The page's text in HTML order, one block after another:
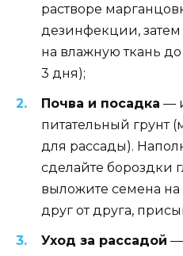
растворе
дезинфекции,
на влажную ткань
3 дня);
Почва и посадка —
питательный грунт
для рассады).
сделайте бороздки
выложите семена на
друг от друга,
Уход за рассадой —